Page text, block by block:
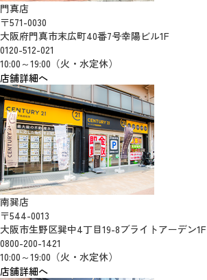
門真店
〒571-0030
大阪府門真市末広町40番7号幸陽ビル1F
0120-512-021
10:00～19:00（火・水定休）
店舗詳細へ
南巽店
〒544-0013
大阪市生野区巽中4丁目19-8ブライトアーデン1F
0800-200-1421
10:00～19:00（火・水定休）
店舗詳細へ